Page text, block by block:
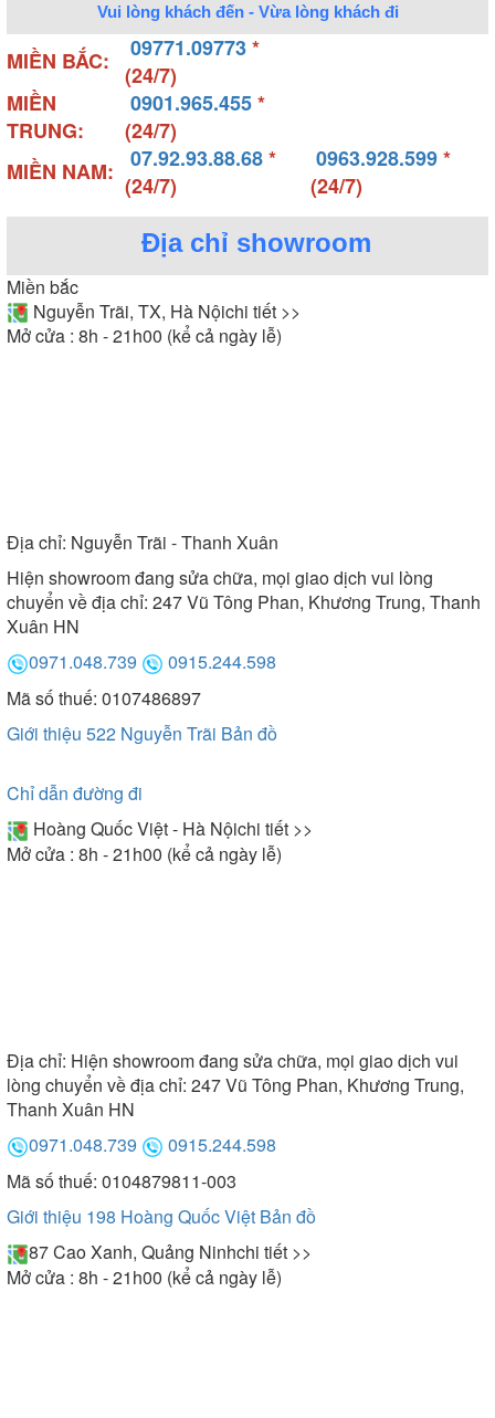
Vui lòng khách đến - Vừa lòng khách đi
MIỀN BẮC: 09771.09773*
(24/7)
MIỀN
TRUNG:
0901.965.455*
(24/7)
MIỀN NAM:
07.92.93.88.68*
(24/7)
0963.928.599*
(24/7)
Địa chỉ showroom
Miền bắc
Nguyễn Trãi, TX, Hà Nộichi tiết >>
Mở cửa : 8h - 21h00 (kể cả ngày lễ)
Địa chỉ: Nguyễn Trãi - Thanh Xuân
Hiện showroom đang sửa chữa, mọi giao dịch vui lòng
chuyển về địa chỉ: 247 Vũ Tông Phan, Khương Trung, Thanh
Xuân HN
0971.048.739
0915.244.598
Mã số thuế: 0107486897
Giới thiệu 522 Nguyễn Trãi Bản đồ
Chỉ dẫn đường đi
Hoàng Quốc Việt - Hà Nộichi tiết >>
Mở cửa : 8h - 21h00 (kể cả ngày lễ)
Địa chỉ: Hiện showroom đang sửa chữa, mọi giao dịch vui
lòng chuyển về địa chỉ: 247 Vũ Tông Phan, Khương Trung,
Thanh Xuân HN
0971.048.739
0915.244.598
Mã số thuế: 0104879811-003
Giới thiệu 198 Hoàng Quốc Việt Bản đồ
87 Cao Xanh, Quảng Ninhchi tiết >>
Mở cửa : 8h - 21h00 (kể cả ngày lễ)